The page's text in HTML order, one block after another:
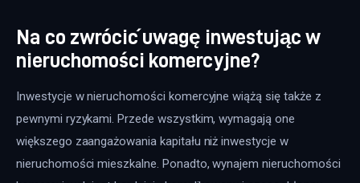
Na co zwrócić uwagę inwestując w
nieruchomości komercyjne?
Inwestycje w nieruchomości komercyjne wiążą się także z
pewnymi ryzykami. Przede wszystkim, wymagają one
większego zaangażowania kapitału niż inwestycje w
nieruchomości mieszkalne. Ponadto, wynajem nieruchomości